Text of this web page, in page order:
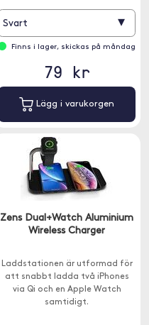
Svart ▾
Finns i lager, skickas på måndag
79 kr
Lägg i varukorgen
Zens Dual+Watch Aluminium
Wireless Charger
Laddstationen är utformad för
att snabbt ladda två iPhones
via Qi och en Apple Watch
samtidigt.